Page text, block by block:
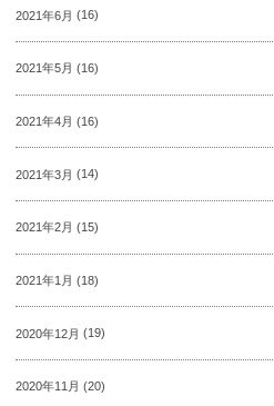
2021年6月 (16)
2021年5月 (16)
2021年4月 (16)
2021年3月 (14)
2021年2月 (15)
2021年1月 (18)
2020年12月 (19)
2020年11月 (20)